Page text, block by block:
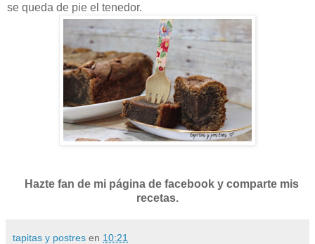
se queda de pie el tenedor.
Hazte fan de mi página de facebook y comparte mis
recetas.
tapitas y postres en 10:21